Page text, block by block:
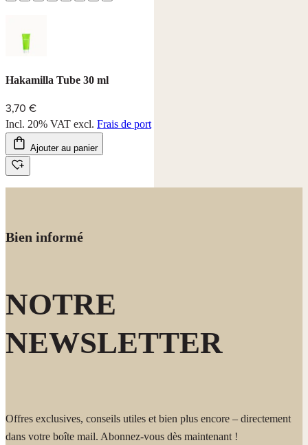
Hakamilla Tube 30 ml
3,70 €
Incl. 20% VAT excl. Frais de port
Ajouter au panier
Bien informé
NOTRE
NEWSLETTER
Offres exclusives, conseils utiles et bien plus encore – directement
dans votre boîte mail. Abonnez-vous dès maintenant !